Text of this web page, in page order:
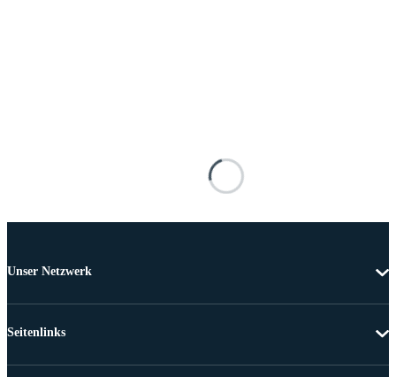
Unser Netzwerk
Seitenlinks